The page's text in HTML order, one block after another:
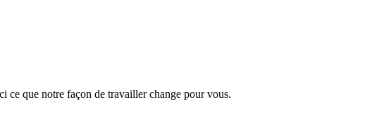
ce que notre façon de travailler change pour vous.